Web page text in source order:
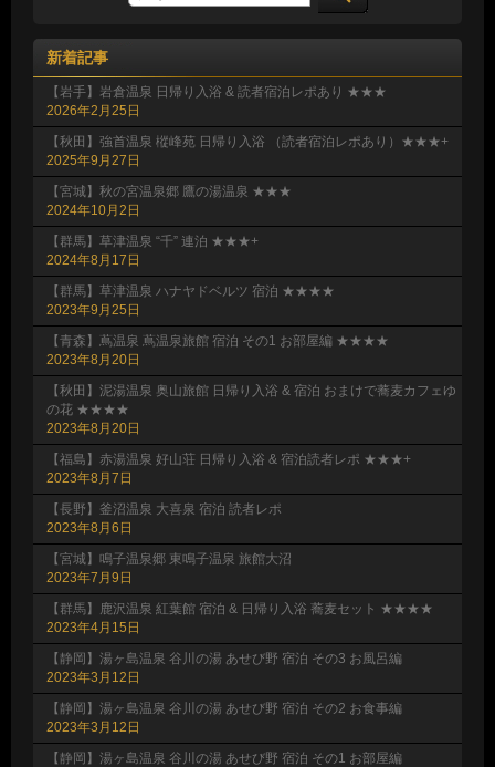
新着記事
【岩手】岩倉温泉 日帰り入浴 & 読者宿泊レポあり ★★★
2026年2月25日
【秋田】強首温泉 樅峰苑 日帰り入浴 （読者宿泊レポあり）★★★+
2025年9月27日
【宮城】秋の宮温泉郷 鷹の湯温泉 ★★★
2024年10月2日
【群馬】草津温泉 “千” 連泊 ★★★+
2024年8月17日
【群馬】草津温泉 ハナヤドベルツ 宿泊 ★★★★
2023年9月25日
【青森】蔦温泉 蔦温泉旅館 宿泊 その1 お部屋編 ★★★★
2023年8月20日
【秋田】泥湯温泉 奥山旅館 日帰り入浴 & 宿泊 おまけで蕎麦カフェゆ
の花 ★★★★
2023年8月20日
【福島】赤湯温泉 好山荘 日帰り入浴 & 宿泊読者レポ ★★★+
2023年8月7日
【長野】釜沼温泉 大喜泉 宿泊 読者レポ
2023年8月6日
【宮城】鳴子温泉郷 東鳴子温泉 旅館大沼
2023年7月9日
【群馬】鹿沢温泉 紅葉館 宿泊 & 日帰り入浴 蕎麦セット ★★★★
2023年4月15日
【静岡】湯ヶ島温泉 谷川の湯 あせび野 宿泊 その3 お風呂編
2023年3月12日
【静岡】湯ヶ島温泉 谷川の湯 あせび野 宿泊 その2 お食事編
2023年3月12日
【静岡】湯ヶ島温泉 谷川の湯 あせび野 宿泊 その1 お部屋編